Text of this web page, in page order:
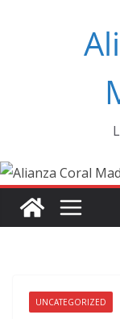
UNCATEGORIZED